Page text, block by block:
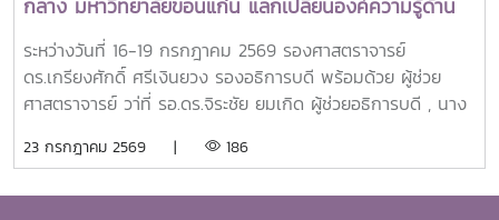
Scholarship และสำเร็จการศึกษาระดับ Doctor of Philosophy
(Ph.D.) in Extension Education จาก University of the
Philippines Los Baños ในปี ค.ศ. 2001ประสบการณ์ทาง
วิชาการและการสร้างเครือข่ายความร่วมมือระหว่างประเทศในช่วง
การศึกษาที่ UPLB ได้เป็นส่วนสำคัญในการหล่อหลอมแนวคิด
ด้านการพัฒนาการศึกษา การเกษตร และชุมชน ตลอดจนการ
สร้างความร่วมมือระหว่างสถาบันอุดมศึกษา ซึ่งต่อมาได้ถูกนำมา
ขยายผลอย่างต่อเนื่องตลอดเส้นทางการทำงานและการบริหาร
กลาง มหาวิทยาลัยขอนแก่น แลกเปลี่ยนองค์ความรู้ด้าน
AI เพื่อยกระดับการบริหารจัดการองค์กรสมัยใหม่ และแลก
เปลี่ยนเรียนรู้ด้านการประยุกต์ใช้ AI ในการปฎิบัติงาน
ระหว่างวันที่ 16-19 กรกฎาคม 2569 รองศาสตราจารย์
ดร.เกรียงศักดิ์ ศรีเงินยวง รองอธิการบดี พร้อมด้วย ผู้ช่วย
ศาสตราจารย์ วา่ที่ รอ.ดร.จิระชัย ยมเกิด ผู้ช่วยอธิการบดี , นาง
กองกลางเข้าโครงการการศึกษาดูงานและพัฒนาองค์ความรู้ด้าน
23 กรกฎาคม 2569 | 186